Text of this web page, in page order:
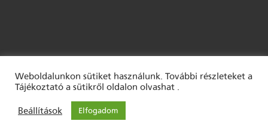
Weboldalunkon sütiket használunk. További részleteket a
Tájékoztató a sütikről oldalon olvashat .
Beállítások Elfogadom